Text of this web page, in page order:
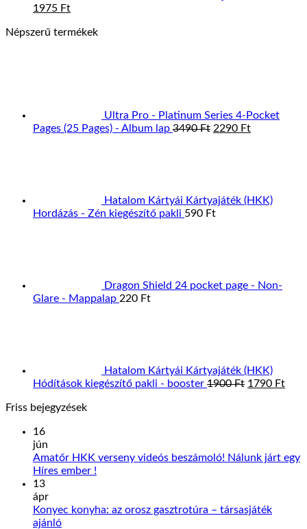
Original
was:
1975 FtCurrent
is:
Népszerű termékek
Ultra Pro - Platinum Series 4-Pocket
Pages (25 Pages) - Album lap 3490Ft Original
2290 FtCurrent
Hatalom Kártyái Kártyajáték (HKK)
Hordázás - Zén kiegészítő pakli 590 Ft
Dragon Shield 24 pocket page - Non-
Glare - Mappalap 220 Ft
Hatalom Kártyái Kártyajáték (HKK)
Hódítások kiegészítő pakli - booster 1900Ft Original
1790 Ft
Friss bejegyzések
16
jún
Amatőr HKK verseny videós beszámoló! Nálunk járt egy
Híres ember !
Amatőr
13
ápr
Konyec konyha: az orosz gasztrotúra – társasjáték
ajánlóNincs